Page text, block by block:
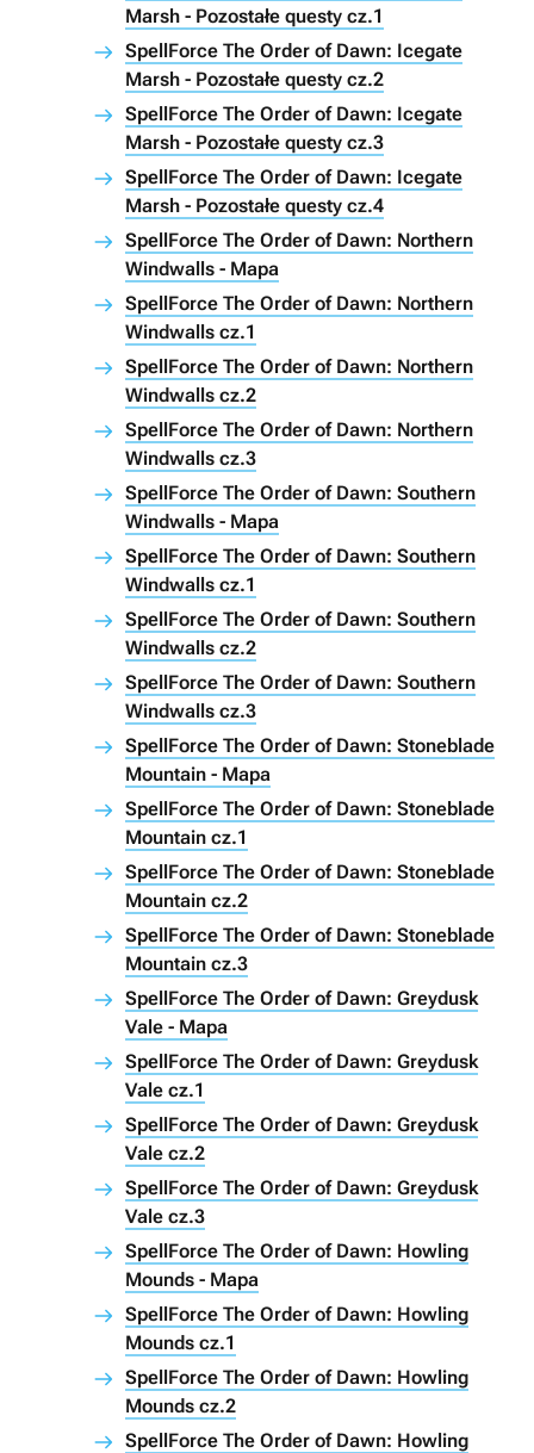
Marsh - Pozostałe questy cz.1
SpellForce The Order of Dawn: Icegate
Marsh - Pozostałe questy cz.2
SpellForce The Order of Dawn: Icegate
Marsh - Pozostałe questy cz.3
SpellForce The Order of Dawn: Icegate
Marsh - Pozostałe questy cz.4
SpellForce The Order of Dawn: Northern
Windwalls - Mapa
SpellForce The Order of Dawn: Northern
Windwalls cz.1
SpellForce The Order of Dawn: Northern
Windwalls cz.2
SpellForce The Order of Dawn: Northern
Windwalls cz.3
SpellForce The Order of Dawn: Southern
Windwalls - Mapa
SpellForce The Order of Dawn: Southern
Windwalls cz.1
SpellForce The Order of Dawn: Southern
Windwalls cz.2
SpellForce The Order of Dawn: Southern
Windwalls cz.3
SpellForce The Order of Dawn: Stoneblade
Mountain - Mapa
SpellForce The Order of Dawn: Stoneblade
Mountain cz.1
SpellForce The Order of Dawn: Stoneblade
Mountain cz.2
SpellForce The Order of Dawn: Stoneblade
Mountain cz.3
SpellForce The Order of Dawn: Greydusk
Vale - Mapa
SpellForce The Order of Dawn: Greydusk
Vale cz.1
SpellForce The Order of Dawn: Greydusk
Vale cz.2
SpellForce The Order of Dawn: Greydusk
Vale cz.3
SpellForce The Order of Dawn: Howling
Mounds - Mapa
SpellForce The Order of Dawn: Howling
Mounds cz.1
SpellForce The Order of Dawn: Howling
Mounds cz.2
SpellForce The Order of Dawn: Howling